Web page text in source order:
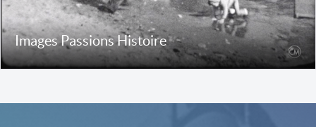
Images Passions Histoire